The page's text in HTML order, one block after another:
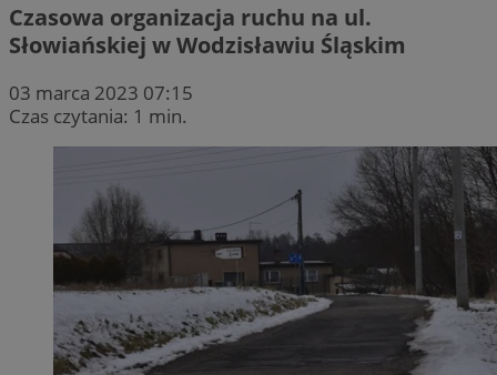
Czasowa organizacja ruchu na ul.
Słowiańskiej w Wodzisławiu Śląskim
03 marca 2023 07:15
Czas czytania: 1 min.